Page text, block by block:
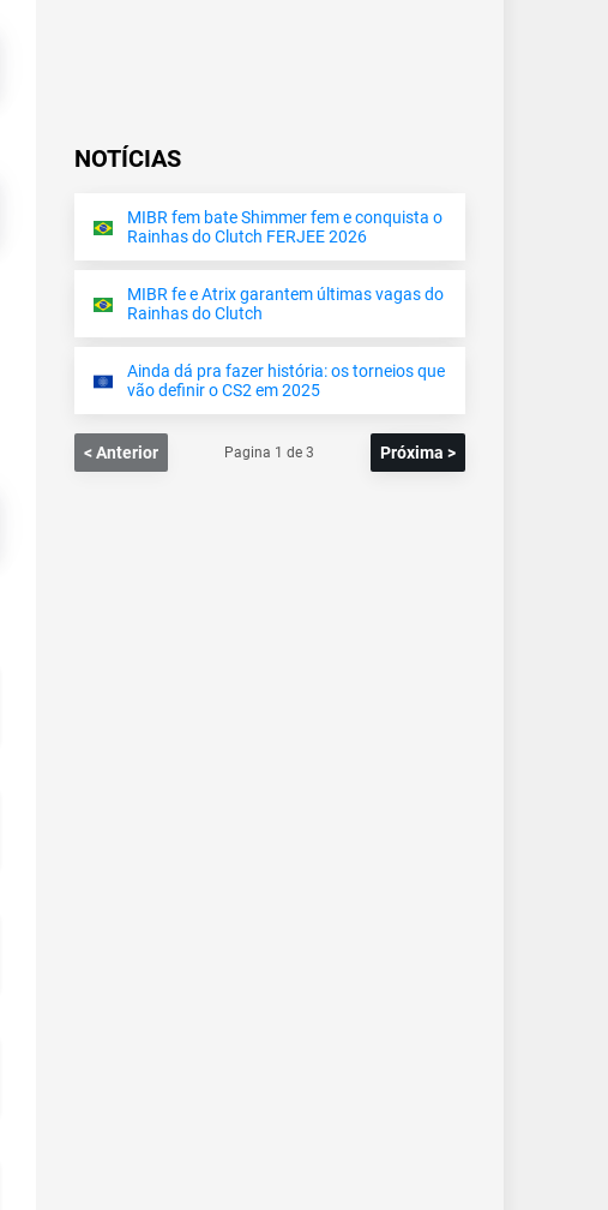
NOTÍCIAS
MIBR fem bate Shimmer fem e conquista o
Rainhas do Clutch FERJEE 2026
MIBR fe e Atrix garantem últimas vagas do
Rainhas do Clutch
Ainda dá pra fazer história: os torneios que
vão definir o CS2 em 2025
< Anterior Pagina 1 de 3 Próxima >